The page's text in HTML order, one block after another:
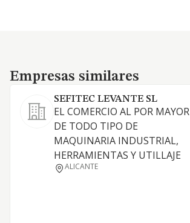
Empresas similares
Empresas similares
SEFITEC LEVANTE SL
EL COMERCIO AL POR MAYOR
DE TODO TIPO DE
MAQUINARIA INDUSTRIAL,
HERRAMIENTAS Y UTILLAJE
ALICANTE